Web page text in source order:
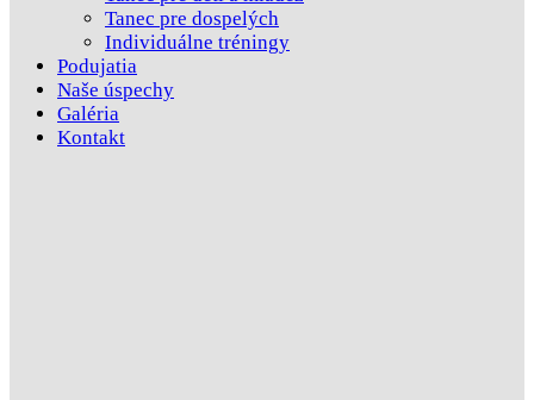
Tanec pre dospelých
Individuálne tréningy
Podujatia
Naše úspechy
Galéria
Kontakt